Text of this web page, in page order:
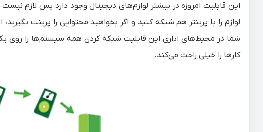
این قابلیت امروزه در بیشتر لوازم‌های دیجیتال وجود دارد پس لازم
لوازم را با پرینتر هم شبکه کنید و اگر بخواهید محتوایی را پرینت
شما در محیط‌های اداری این قابلیت شبکه کردن همه سیستم‌ها را روی
کارها را خیلی راحت می‌کند.